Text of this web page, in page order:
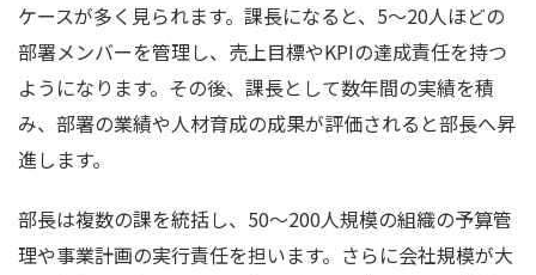
ケースが多く見られます。課長になると、5〜20人ほどの
部署メンバーを管理し、売上目標やKPIの達成責任を持つ
ようになります。その後、課長として数年間の実績を積
み、部署の業績や人材育成の成果が評価されると部長へ昇
進します。
部長は複数の課を統括し、50〜200人規模の組織の予算管
理や事業計画の実行責任を担います。さらに会社規模が大